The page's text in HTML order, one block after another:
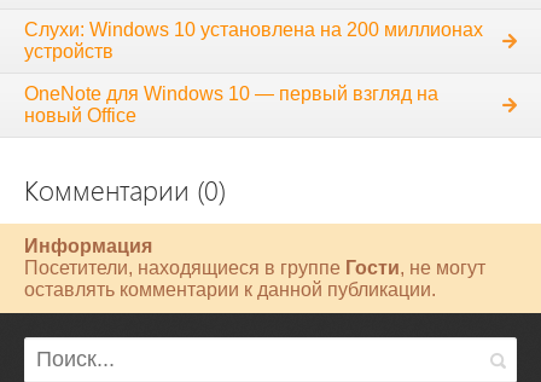
Слухи: Windows 10 установлена на 200 миллионах
устройств
OneNote для Windows 10 — первый взгляд на
новый Office
Комментарии (0)
Информация
Посетители, находящиеся в группе Гости, не могут
оставлять комментарии к данной публикации.